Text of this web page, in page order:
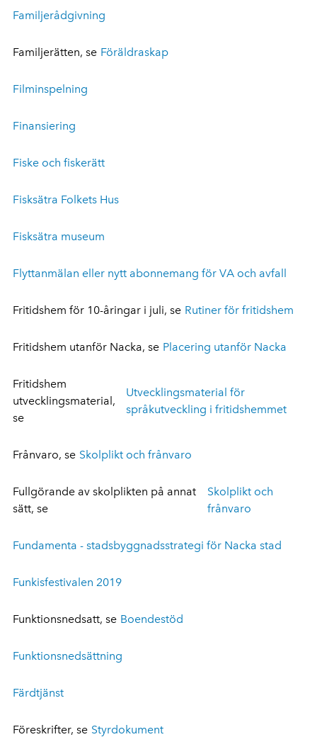
Familjerådgivning
Familjerätten, se Föräldraskap
Filminspelning
Finansiering
Fiske och fiskerätt
Fisksätra Folkets Hus
Fisksätra museum
Flyttanmälan eller nytt abonnemang för VA och avfall
Fritidshem för 10-åringar i juli, se Rutiner för fritidshem
Fritidshem utanför Nacka, se Placering utanför Nacka
Fritidshem
utvecklingsmaterial,
se
Utvecklingsmaterial för
språkutveckling i fritidshemmet
Frånvaro, se Skolplikt och frånvaro
Fullgörande av skolplikten på annat
sätt, se
Skolplikt och
frånvaro
Fundamenta - stadsbyggnadsstrategi för Nacka stad
Funkisfestivalen 2019
Funktionsnedsatt, se Boendestöd
Funktionsnedsättning
Färdtjänst
Föreskrifter, se Styrdokument